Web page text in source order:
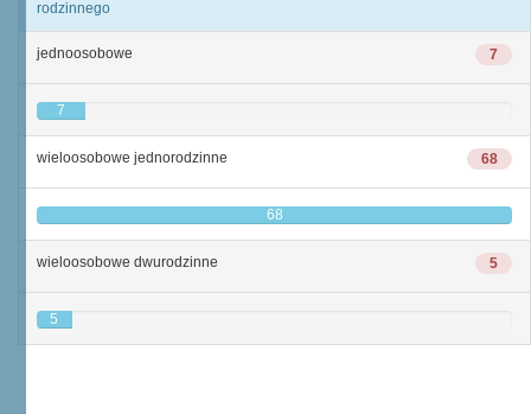
rodzinnego
7
jednoosobowe
7
68
wieloosobowe jednorodzinne
68
5
wieloosobowe dwurodzinne
5